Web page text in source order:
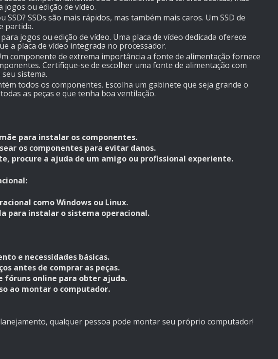
jogos ou edição de vídeo.
SSD? SSDs são mais rápidos, mas também mais caros. Um SSD de
partida.
jogos ou edição de vídeo. Uma placa de vídeo dedicada oferece
a placa de vídeo integrada no processador.
componente de extrema importância a fonte de alimentação fornece
Certifique-se de escolher uma fonte de alimentação com
sistema.
todos os componentes. Escolha um gabinete que seja grande o
as peças e que tenha boa ventilação.
para instalar os componentes.
os componentes para evitar danos.
procure a ajuda de um amigo ou profissional experiente.
como Windows ou Linux.
para instalar o sistema operacional.
e necessidades básicas.
antes de comprar as peças.
fóruns online para obter ajuda.
ao montar o computador.
qualquer pessoa pode montar seu próprio computador!